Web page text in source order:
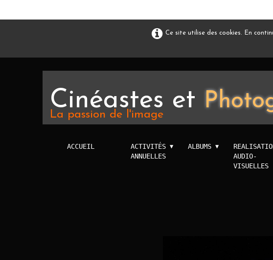
Ce site utilise des cookies. En
Cinéastes et
La passion de l'image
ACCUEIL
ACTIVITÉS
ANNUELLES
▼ ALBUMS▼
AUDIO-
VISUELLES